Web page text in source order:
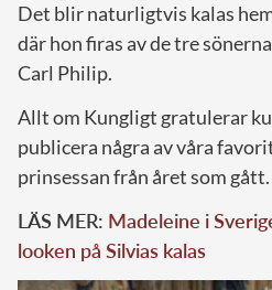
Det blir naturligtvis kalas
där hon firas av de tre
Carl Philip.
Allt om Kungligt gratulerar
publicera några av våra
prinsessan från året som gått.
LÄS MER: Madeleine i
looken på Silvias kalas